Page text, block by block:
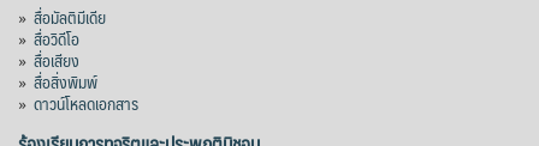
» สื่อมัลติมีเดีย
» สื่อวิดีโอ
» สื่อเสียง
» สื่อสิ่งพิมพ์
» ดาวน์โหลดเอกสาร